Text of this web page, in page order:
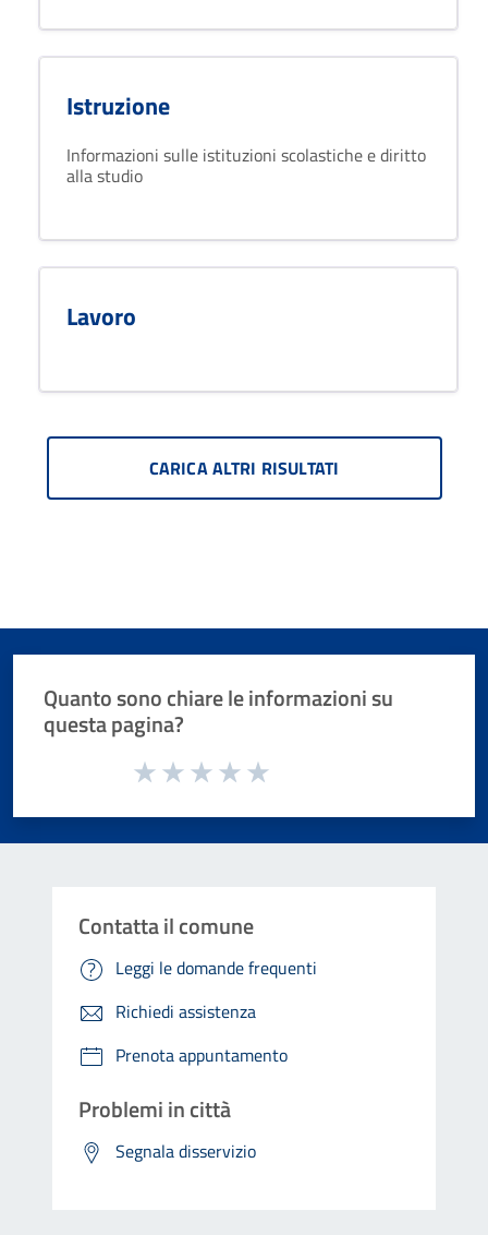
Istruzione
Informazioni sulle istituzioni scolastiche e diritto
alla studio
Lavoro
CARICA ALTRI RISULTATI
Quanto sono chiare le informazioni su
questa pagina?
Valuta da 1 a 5 stelle la pagina
Contatta il comune
Leggi le domande frequenti
Richiedi assistenza
Prenota appuntamento
Problemi in città
Segnala disservizio